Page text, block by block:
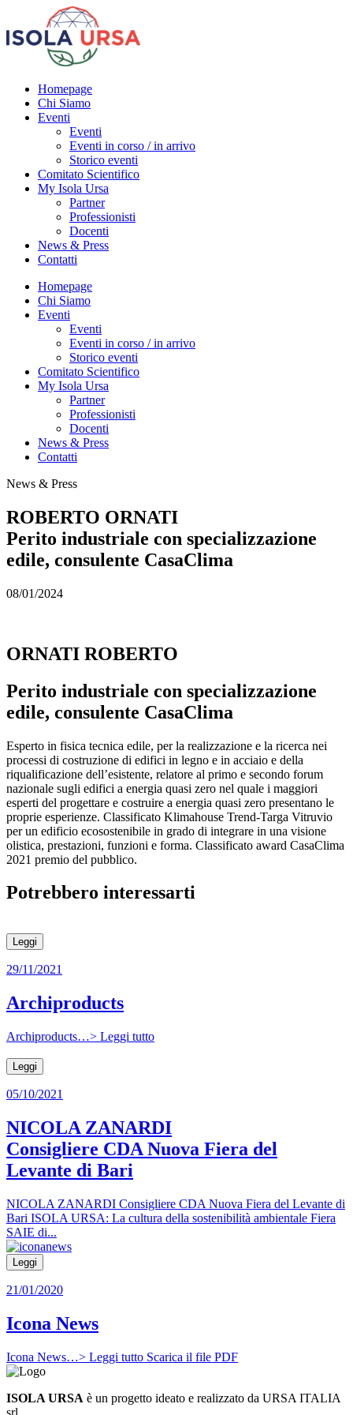
Homepage
Chi Siamo
Eventi
Eventi
Eventi in corso / in arrivo
Storico eventi
Comitato Scientifico
My Isola Ursa
Partner
Professionisti
Docenti
News & Press
Contatti
Homepage
Chi Siamo
Eventi
Eventi
Eventi in corso / in arrivo
Storico eventi
Comitato Scientifico
My Isola Ursa
Partner
Professionisti
Docenti
News & Press
Contatti
News & Press
ROBERTO ORNATI
Perito industriale con specializzazione
edile, consulente CasaClima
08/01/2024
ORNATI ROBERTO
Perito industriale con specializzazione
edile, consulente CasaClima
Esperto in fisica tecnica edile, per la realizzazione e la ricerca nei
processi di costruzione di edifici in legno e in acciaio e della
riqualificazione dell’esistente, relatore al primo e secondo forum
nazionale sugli edifici a energia quasi zero nel quale i maggiori
esperti del progettare e costruire a energia quasi zero presentano le
proprie esperienze. Classificato Klimahouse Trend-Targa Vitruvio
per un edificio ecosostenibile in grado di integrare in una visione
olistica, prestazioni, funzioni e forma. Classificato award CasaClima
2021 premio del pubblico.
Potrebbero interessarti
Leggi
29/11/2021
Archiproducts
Archiproducts…> Leggi tutto
Leggi
05/10/2021
NICOLA ZANARDI
Consigliere CDA Nuova Fiera del
Levante di Bari
NICOLA ZANARDI Consigliere CDA Nuova Fiera del Levante di
Bari ISOLA URSA: La cultura della sostenibilità ambientale Fiera
SAIE di...
Leggi
21/01/2020
Icona News
Icona News…> Leggi tutto Scarica il file PDF
ISOLA URSA è un progetto ideato e realizzato da URSA ITALIA
srl